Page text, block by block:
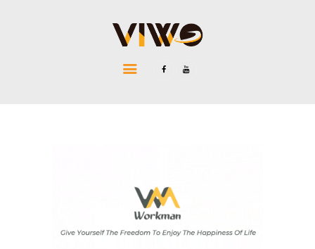
VIWO Media & Event
Công ty tổ chức sự kiện uy tín trọn gói Đà Nẵng